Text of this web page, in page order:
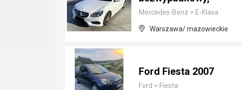
Mercedes-Benz > E-Klasa
Warszawa/ mazowieckie
Ford Fiesta 2007
Ford > Fiesta